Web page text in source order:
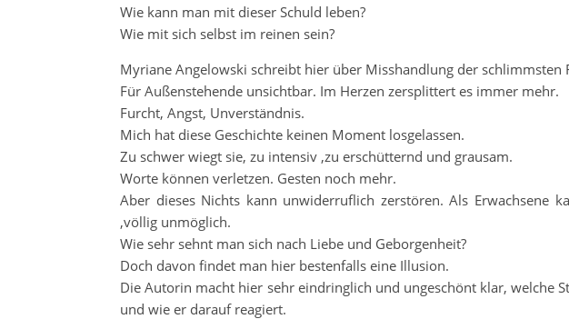
Wie kann man mit dieser Schuld leben?
Wie mit sich selbst im reinen sein?
Myriane Angelowski schreibt hier über Misshandlung der schlimmsten
Für Außenstehende unsichtbar. Im Herzen zersplittert es immer mehr.
Furcht, Angst, Unverständnis.
Mich hat diese Geschichte keinen Moment losgelassen.
Zu schwer wiegt sie, zu intensiv ,zu erschütternd und grausam.
Worte können verletzen. Gesten noch mehr.
Aber dieses Nichts kann unwiderruflich zerstören. Als Erwachsene
,völlig unmöglich.
Wie sehr sehnt man sich nach Liebe und Geborgenheit?
Doch davon findet man hier bestenfalls eine Illusion.
Die Autorin macht hier sehr eindringlich und ungeschönt klar, welche
und wie er darauf reagiert.